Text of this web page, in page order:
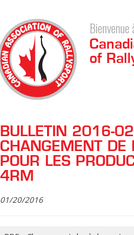
Bienvenue
of
BULLETIN 2016-
CHANGEMENT DE
POUR LES
4RM
01/20/2016